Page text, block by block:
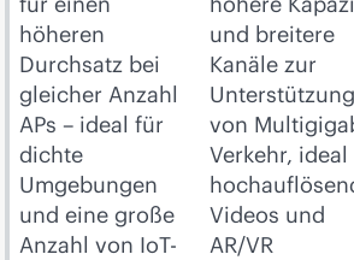
höheren
Durchsatz bei
gleicher Anzahl
APs – ideal für
dichte
Umgebungen
und eine große
Anzahl von IoT-
und breitere
Kanäle zur
Unterstützung
von
Verkehr,
Videos und
AR/VR